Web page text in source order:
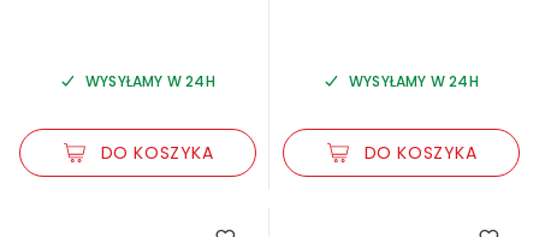
WYSYŁAMY W 24H
DO KOSZYKA
WYSYŁAMY W 24H
DO KOSZYKA